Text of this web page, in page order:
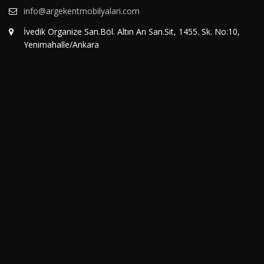
info@argekentmobilyalari.com
İvedik Organize San.Böl. Altın Arı San.Sit, 1455. Sk. No:10,
Yenimahalle/Ankara